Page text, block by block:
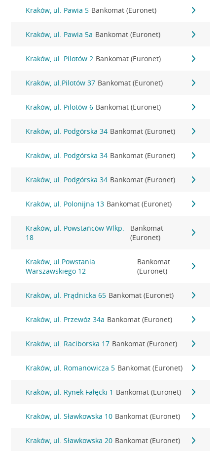
Kraków, ul. Pawia 5 Bankomat (Euronet)
Kraków, ul. Pawia 5a Bankomat (Euronet)
Kraków, ul. Pilotów 2 Bankomat (Euronet)
Kraków, ul.Pilotów 37 Bankomat (Euronet)
Kraków, ul. Pilotów 6 Bankomat (Euronet)
Kraków, ul. Podgórska 34 Bankomat (Euronet)
Kraków, ul. Podgórska 34 Bankomat (Euronet)
Kraków, ul. Podgórska 34 Bankomat (Euronet)
Kraków, ul. Polonijna 13 Bankomat (Euronet)
Kraków, ul. Powstańców Wlkp.
18
Bankomat
(Euronet)
Kraków, ul.Powstania
Warszawskiego 12
Bankomat
(Euronet)
Kraków, ul. Prądnicka 65 Bankomat (Euronet)
Kraków, ul. Przewóz 34a Bankomat (Euronet)
Kraków, ul. Raciborska 17 Bankomat (Euronet)
Kraków, ul. Romanowicza 5 Bankomat (Euronet)
Kraków, ul. Rynek Fałęcki 1 Bankomat (Euronet)
Kraków, ul. Sławkowska 10 Bankomat (Euronet)
Kraków, ul. Sławkowska 20 Bankomat (Euronet)